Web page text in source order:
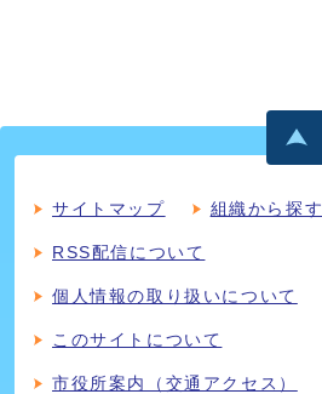
サイトマップ 組織から探す
RSS配信について
個人情報の取り扱いについて
このサイトについて
市役所案内（交通アクセス）